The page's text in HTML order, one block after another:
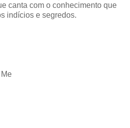
canta com o conhecimento que
indícios e segredos.